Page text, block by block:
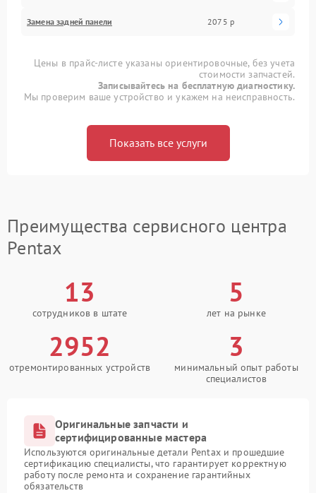
Замена задней панели 2075 р
Цены в прайс-листе указаны ориентировочные, без учета
стоимости запчастей.
Записывайтесь на бесплатную диагностику.
Мы проверим ваше устройство и укажем на неисправность.
Показать все услуги
Преимущества сервисного центра
Pentax
13
сотрудников в штате
5
лет на рынке
2952
отремонтированных устройств
3
минимальный опыт работы
специалистов
Оригинальные запчасти и
сертифицированные мастера
Используются оригинальные детали Pentax и прошедшие
сертификацию специалисты, что гарантирует корректную
работу после ремонта и сохранение гарантийных
обязательств